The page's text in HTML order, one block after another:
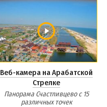
Веб-камера на Арабатской
Стрелке
Панорама Счастливцево с 15
различных точек